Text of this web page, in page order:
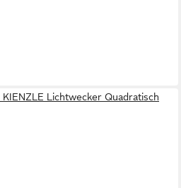
Lichtwecker Quadratisch